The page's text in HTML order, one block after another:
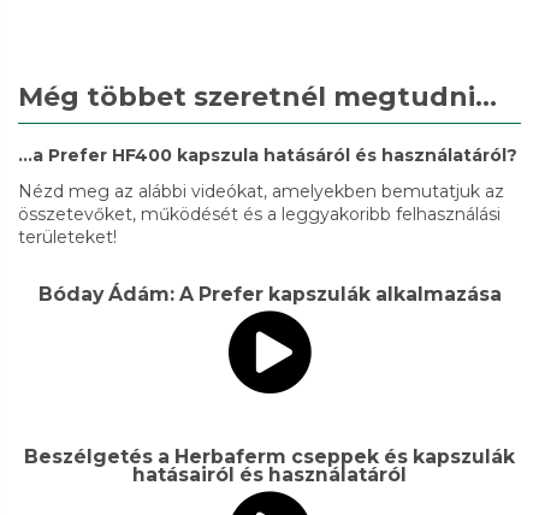
Még többet szeretnél megtudni...
...a Prefer HF400 kapszula hatásáról és használatáról?
Nézd meg az alábbi videókat, amelyekben bemutatjuk az
összetevőket, működését és a leggyakoribb felhasználási
területeket!
Bóday Ádám: A Prefer kapszulák alkalmazása
Beszélgetés a Herbaferm cseppek és kapszulák
hatásairól és használatáról